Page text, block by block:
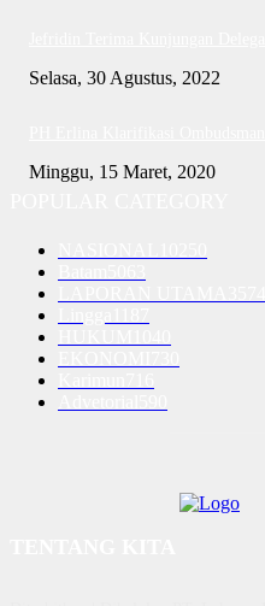
Selasa, 30 Agustus, 2022
Minggu, 15 Maret, 2020